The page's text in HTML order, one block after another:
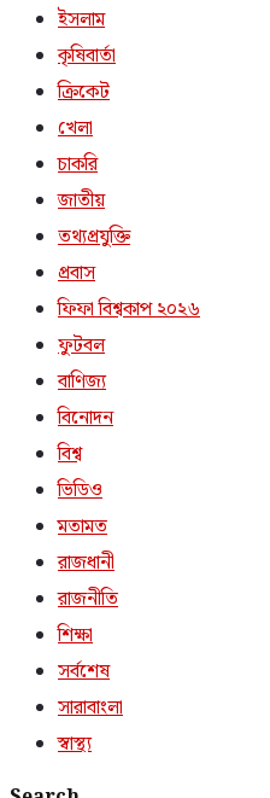
ইসলাম
কৃষিবার্তা
ক্রিকেট
খেলা
চাকরি
জাতীয়
তথ্যপ্রযুক্তি
প্রবাস
ফিফা বিশ্বকাপ ২০২৬
ফুটবল
বাণিজ্য
বিনোদন
বিশ্ব
ভিডিও
মতামত
রাজধানী
রাজনীতি
শিক্ষা
সর্বশেষ
সারাবাংলা
স্বাস্থ্য